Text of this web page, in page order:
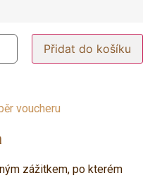
Přidat do košíku
voucheru
zážitkem, po kterém